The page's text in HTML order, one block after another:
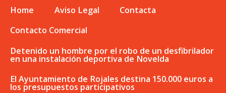
Home Aviso Legal
Contacta
Contacto Comercial
Detenido un hombre por el robo de un desfibrilador
en una instalación deportiva de Novelda
El Ayuntamiento de Rojales destina 150.000 euros a
los presupuestos participativos